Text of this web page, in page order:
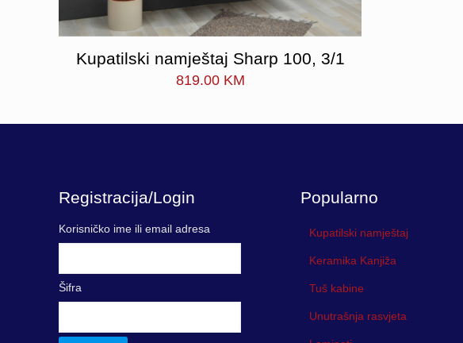
Kupatilski namještaj Sharp 100, 3/1
819.00 KM
Registracija/Login
Korisničko ime ili email adresa
Šifra
Popularno
Kupatilski namještaj
Keramika Kanjiža
Tuš kabine
Unutrašnja rasvjeta